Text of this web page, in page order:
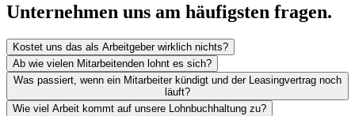
Unternehmen uns am häufigsten fragen.
Kostet uns das als Arbeitgeber wirklich nichts?
Ab wie vielen Mitarbeitenden lohnt es sich?
Was passiert, wenn ein Mitarbeiter kündigt und der Leasingvertrag noch
läuft?
Wie viel Arbeit kommt auf unsere Lohnbuchhaltung zu?